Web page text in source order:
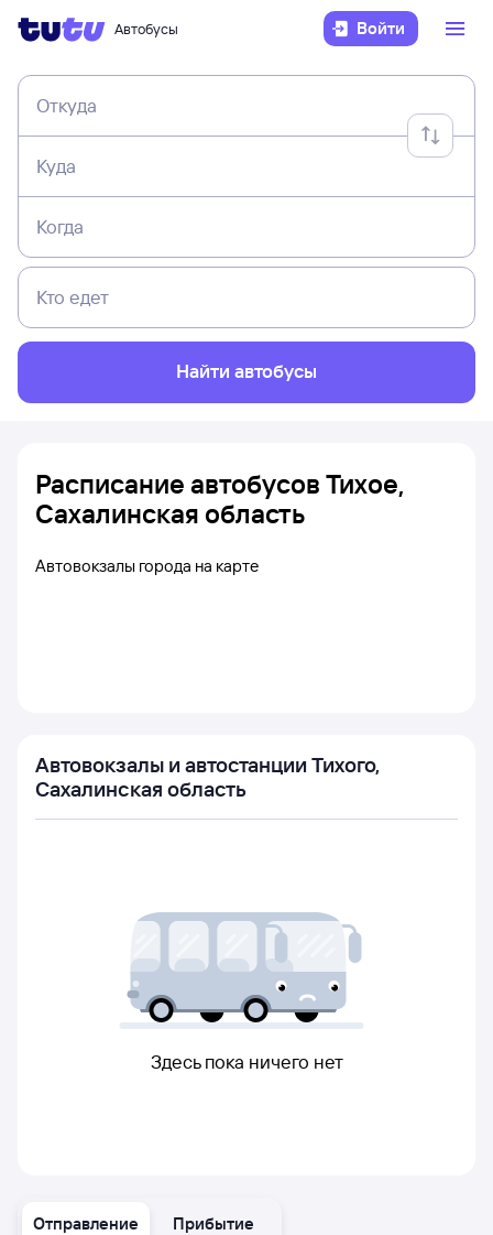
Автобусы Войти
Откуда
Куда
Когда
Кто едет
Найти автобусы
Отправление Прибытие
Расписание автобусов Тихое,
Сахалинская область
Автовокзалы города на карте
Автовокзалы и автостанции Тихого,
Сахалинская область
Здесь пока ничего нет